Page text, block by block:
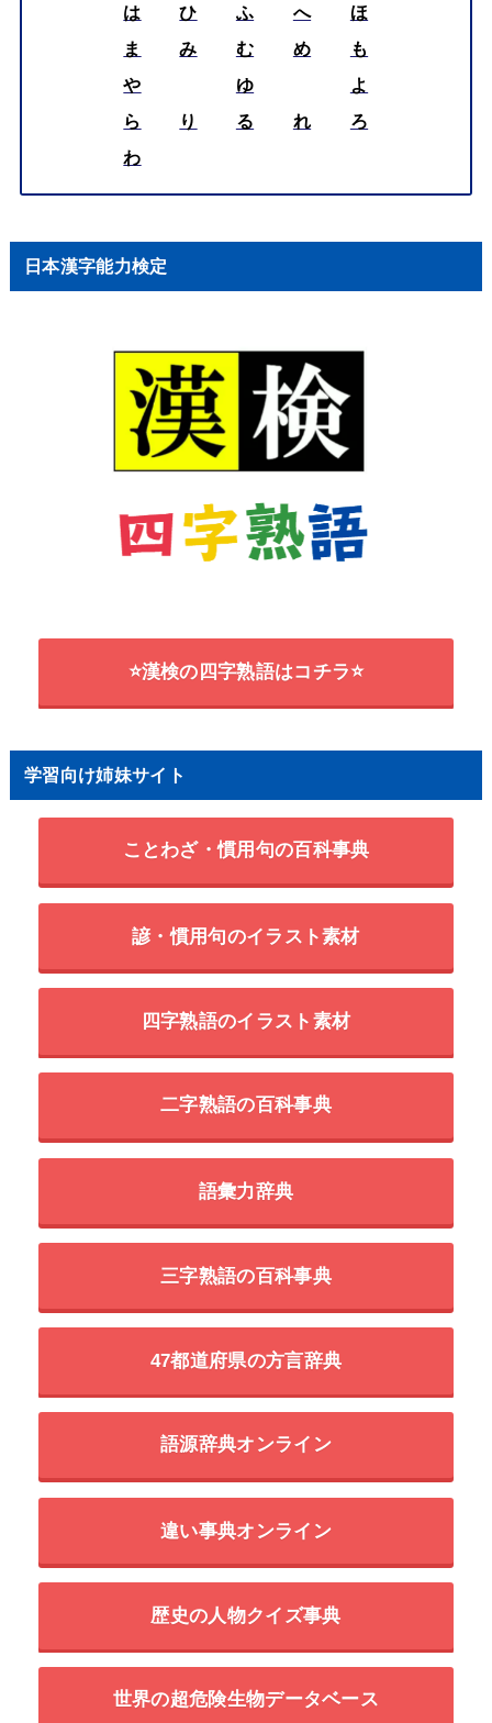
は
ひ ふ へ
ほ
ま
み む め
も
や
ゆ
よ
ら
り る れ
ろ
わ
日本漢字能力検定
⭐漢検の四字熟語はコチラ⭐
学習向け姉妹サイト
ことわざ・慣用句の百科事典
諺・慣用句のイラスト素材
四字熟語のイラスト素材
二字熟語の百科事典
語彙力辞典
三字熟語の百科事典
47都道府県の方言辞典
語源辞典オンライン
違い事典オンライン
歴史の人物クイズ事典
世界の超危険生物データベース